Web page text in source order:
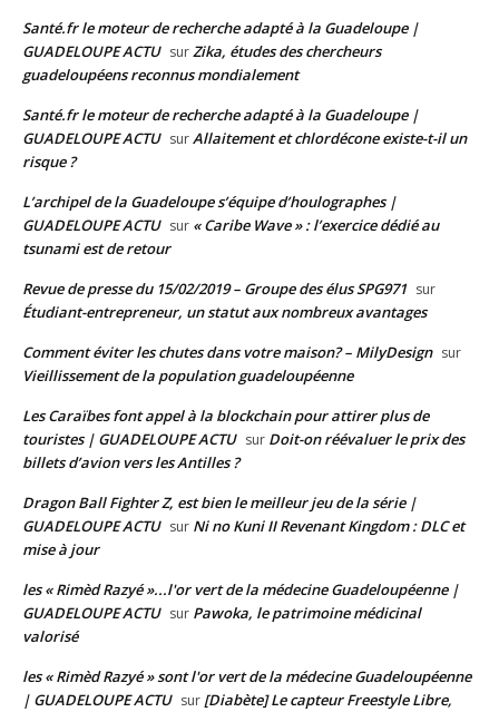
Santé.fr le moteur de recherche adapté à la Guadeloupe |
GUADELOUPE ACTU surZika, études des chercheurs
guadeloupéens reconnus mondialement
Santé.fr le moteur de recherche adapté à la Guadeloupe |
GUADELOUPE ACTU surAllaitement et chlordécone existe-t-il un
risque ?
L’archipel de la Guadeloupe s’équipe d’houlographes |
GUADELOUPE ACTU sur « Caribe Wave » : l’exercice dédié au
tsunami est de retour
Revue de presse du 15/02/2019 – Groupe des élus SPG971 sur
Étudiant-entrepreneur, un statut aux nombreux avantages
Comment éviter les chutes dans votre maison? – MilyDesign sur
Vieillissement de la population guadeloupéenne
Les Caraïbes font appel à la blockchain pour attirer plus de
touristes | GUADELOUPE ACTU sur Doit-on réévaluer le prix des
billets d’avion vers les Antilles ?
Dragon Ball Fighter Z, est bien le meilleur jeu de la série |
GUADELOUPE ACTU sur Ni no Kuni II Revenant Kingdom : DLC et
mise à jour
les « Rimèd Razyé »...l'or vert de la médecine Guadeloupéenne |
GUADELOUPE ACTU sur Pawoka, le patrimoine médicinal
valorisé
les « Rimèd Razyé » sont l'or vert de la médecine Guadeloupéenne
| GUADELOUPE ACTU sur [Diabète] Le capteur Freestyle Libre,